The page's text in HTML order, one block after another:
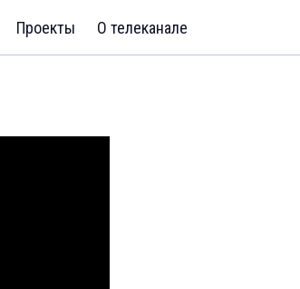
Проекты О телеканале